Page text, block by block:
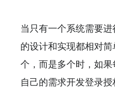
当只有一个系统需要
的设计和实现都相对
个，而是多个时，如
自己的需求开发登录